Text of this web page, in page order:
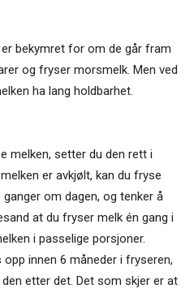
bekymret for om de går fram
og fryser morsmelk. Men ved
ha lang holdbarhet.
melken, setter du den rett i
er avkjølt, kan du fryse
om dagen, og tenker å
at du fryser melk én gang i
i passelige porsjoner.
innen 6 måneder i fryseren,
den etter det. Det som skjer er at